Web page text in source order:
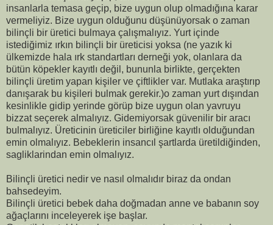
insanlarla temasa geçip, bize uygun olup olmadığına karar
vermeliyiz. Bize uygun olduğunu düşünüyorsak o zaman
bilinçli bir üretici bulmaya çalışmalıyız. Yurt içinde
istediğimiz ırkın bilinçli bir üreticisi yoksa (ne yazık ki
ülkemizde hala ırk standartları derneği yok, olanlara da
bütün köpekler kayıtlı değil, bununla birlikte, gerçekten
bilinçli üretim yapan kişiler ve çiftlikler var. Mutlaka araştırıp
danışarak bu kişileri bulmak gerekir.)o zaman yurt dışından
kesinlikle gidip yerinde görüp bize uygun olan yavruyu
bizzat seçerek almalıyız. Gidemiyorsak güvenilir bir aracı
bulmalıyız. Üreticinin üreticiler birliğine kayıtlı olduğundan
emin olmalıyız. Bebeklerin insancıl şartlarda üretildiğinden,
sagliklarindan emin olmalıyız.
Bilinçli üretici nedir ve nasıl olmalıdır biraz da ondan
bahsedeyim.
Bilinçli üretici bebek daha doğmadan anne ve babanın soy
ağaçlarını inceleyerek işe başlar.